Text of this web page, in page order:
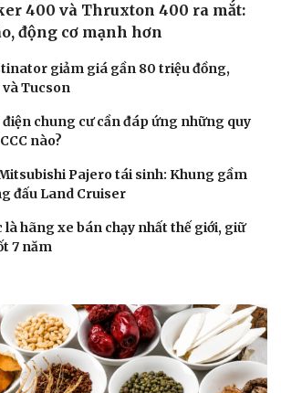
400 và Thruxton 400 ra mắt:
động cơ mạnh hơn
giảm giá gần 80 triệu đồng,
và Tucson
điện chung cư cần đáp ứng những quy
nào?
Pajero tái sinh: Khung gầm
đấu Land Cruiser
hãng xe bán chạy nhất thế giới, giữ
7 năm